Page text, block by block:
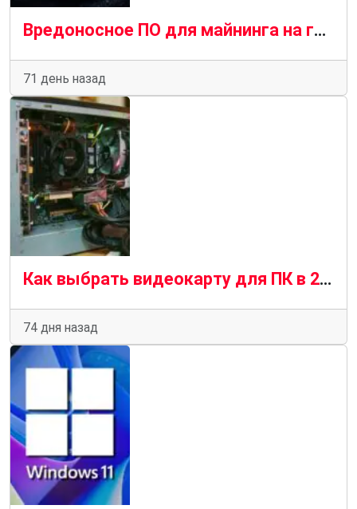
Вредоносное ПО для майнинга на графических процессорах распространяется с помощью SEO-отравления и чат-ботов с искусственным интеллектом
71 день назад
Как выбрать видеокарту для ПК в 2026 году — подробное руководство
74 дня назад